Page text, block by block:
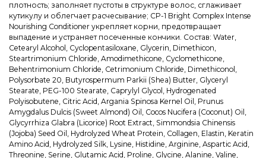
плотность; заполняет пустоты в структуре волос, сглаживает
кутикулу и облегчает расчесывание; CP-1 Bright Complex Intense
Nourishing Conditioner укрепляет корни, предотвращает
выпадение и устраняет посеченные кончики. Состав: Water,
Cetearyl Alcohol, Cyclopentasiloxane, Glycerin, Dimethicon,
Steartrimonium Chloride, Amodimethicone, Cyclomethicone,
Behentrimonium Chloride, Cetrimonium Chloride, Dimethiconol,
Polysorbate 20, Butyrospermum Parkii (Shea) Butter, Glyceryl
Stearate, PEG-100 Stearate, Caprylyl Glycol, Hydrogenated
Polyisobutene, Citric Acid, Argania Spinosa Kernel Oil, Prunus
Amygdalus Dulcis (Sweet Almond) Oil, Cocos Nucifera (Coconut) Oil,
Glycyrrhiza Glabra (Licorice) Root Extract, Simmondsia Chinensis
(Jojoba) Seed Oil, Hydrolyzed Wheat Protein, Collagen, Elastin, Keratin
Amino Acid, Hydrolyzed Silk, Lysine, Histidine, Arginine, Aspartic Acid,
Threonine, Serine, Glutamic Acid, Proline, Glycine, Alanine, Valine,